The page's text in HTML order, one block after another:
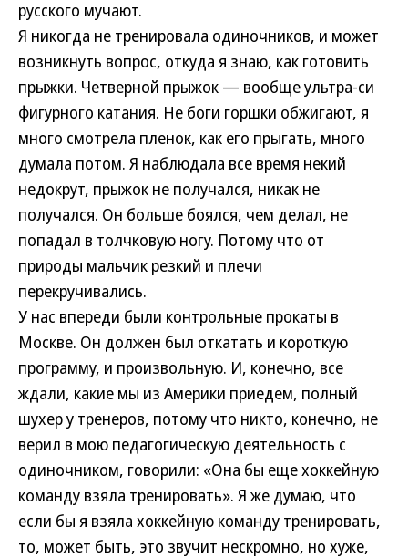
русского мучают.
Я никогда не тренировала одиночников, и может
возникнуть вопрос, откуда я знаю, как готовить
прыжки. Четверной прыжок — вообще ультра-си
фигурного катания. Не боги горшки обжигают, я
много смотрела пленок, как его прыгать, много
думала потом. Я наблюдала все время некий
недокрут, прыжок не получался, никак не
получался. Он больше боялся, чем делал, не
попадал в толчковую ногу. Потому что от
природы мальчик резкий и плечи
перекручивались.
У нас впереди были контрольные прокаты в
Москве. Он должен был откатать и короткую
программу, и произвольную. И, конечно, все
ждали, какие мы из Америки приедем, полный
шухер у тренеров, потому что никто, конечно, не
верил в мою педагогическую деятельность с
одиночником, говорили: «Она бы еще хоккейную
команду взяла тренировать». Я же думаю, что
если бы я взяла хоккейную команду тренировать,
то, может быть, это звучит нескромно, но хуже,